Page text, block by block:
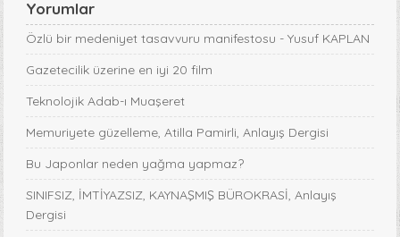
Yorumlar
Özlü bir medeniyet tasavvuru manifestosu - Yusuf KAPLAN
Gazetecilik üzerine en iyi 20 film
Teknolojik Adab-ı Muaşeret
Memuriyete güzelleme, Atilla Pamirli, Anlayış Dergisi
Bu Japonlar neden yağma yapmaz?
SINIFSIZ, İMTİYAZSIZ, KAYNAŞMIŞ BÜROKRASİ, Anlayış
Dergisi